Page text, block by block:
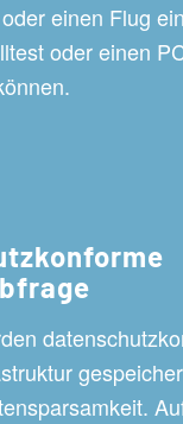
einen Flug
oder einen